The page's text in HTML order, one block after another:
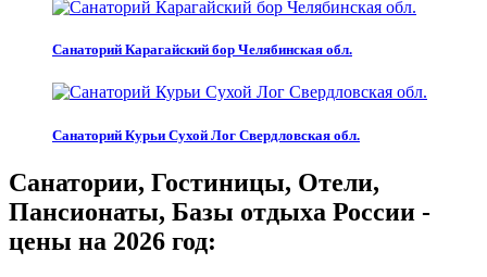
Санаторий Карагайский бор Челябинская обл.
Санаторий Курьи Сухой Лог Свердловская обл.
Санатории, Гостиницы, Отели,
Пансионаты, Базы отдыха России -
цены на 2026 год: